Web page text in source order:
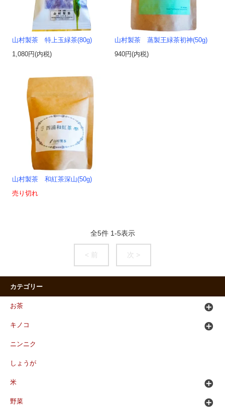
山村製茶 特上玉緑茶(80g)
1,080円(内税)
山村製茶 蒸製王緑茶初神(50g)
940円(内税)
山村製茶 和紅茶深山(50g)
売り切れ
全5件 1-5表示
< 前 次 >
カテゴリー
お茶
キノコ
ニンニク
しょうが
米
野菜